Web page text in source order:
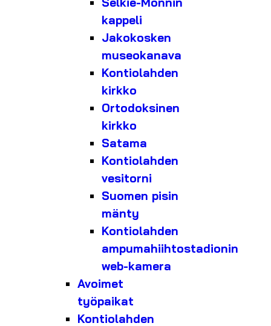
kappeli
Jakokosken
museokanava
Kontiolahden
kirkko
Ortodoksinen
kirkko
Satama
Kontiolahden
vesitorni
Suomen pisin
mänty
Kontiolahden
ampumahiihtostadionin
web-kamera
Avoimet
työpaikat
Kontiolahden